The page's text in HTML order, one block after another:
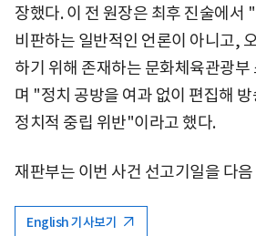
장했다. 이 전 원장은 최후 진술에서
비판하는 일반적인 언론이 아니고,
하기 위해 존재하는 문화체육관광
며 "정치 공방을 여과 없이 편집해
정치적 중립 위반"이라고 했다.
재판부는 이번 사건 선고기일을 다
English 기사보기